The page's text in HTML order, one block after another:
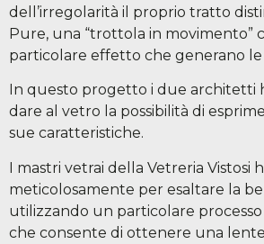
dell’irregolarità il proprio tratto
Pure, una “trottola in movimento”
particolare effetto che generano le
In questo progetto i due architetti
dare al vetro la possibilità di
sue caratteristiche.
I mastri vetrai della Vetreria Vistosi
meticolosamente per esaltare la
utilizzando un particolare processo
che consente di ottenere una